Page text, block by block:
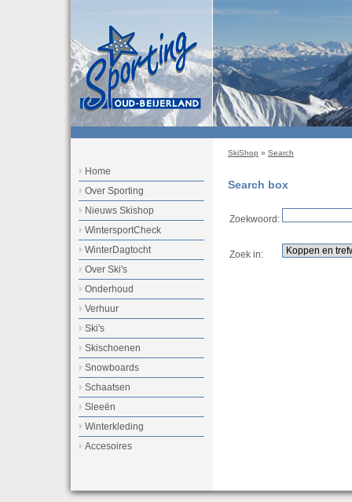
SkiShop » Search
Search box
Zoekwoord:
Zoek in:
Home
Over Sporting
Nieuws Skishop
WintersportCheck
WinterDagtocht
Over Ski's
Onderhoud
Verhuur
Ski's
Skischoenen
Snowboards
Schaatsen
Sleeën
Winterkleding
Accesoires